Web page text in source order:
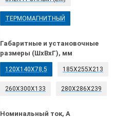
ТЕРМОМАГНИТНЫЙ
Габаритные и установочные
размеры (ШхВхГ), мм
120X140X78,5 185X255X213
260X300X133 280X286X239
Номинальный ток, А